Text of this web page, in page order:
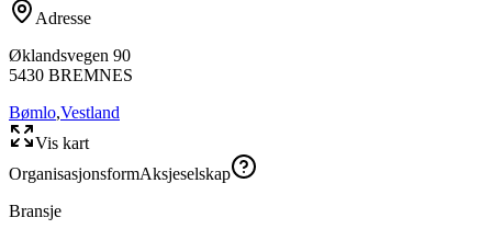
Adresse
Øklandsvegen 90
5430 BREMNES
Bømlo,Vestland
Vis kart
OrganisasjonsformAksjeselskap
Bransje